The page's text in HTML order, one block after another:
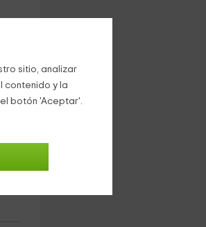
sitio, analizar
contenido y la
botón 'Aceptar'.